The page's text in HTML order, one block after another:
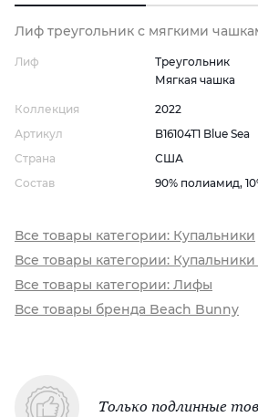
Лиф треугольник с мягкими
Лиф
Треугольник
Мягкая чашка
Коллекция
2022
Артикул
B16104T1 Blue Sea
Страна
США
Состав
90% полиамид,
Все товары категории: Купальники
Все товары категории:
Все товары категории: Лифы
Все товары бренда Beach Bunny
Только подлинные